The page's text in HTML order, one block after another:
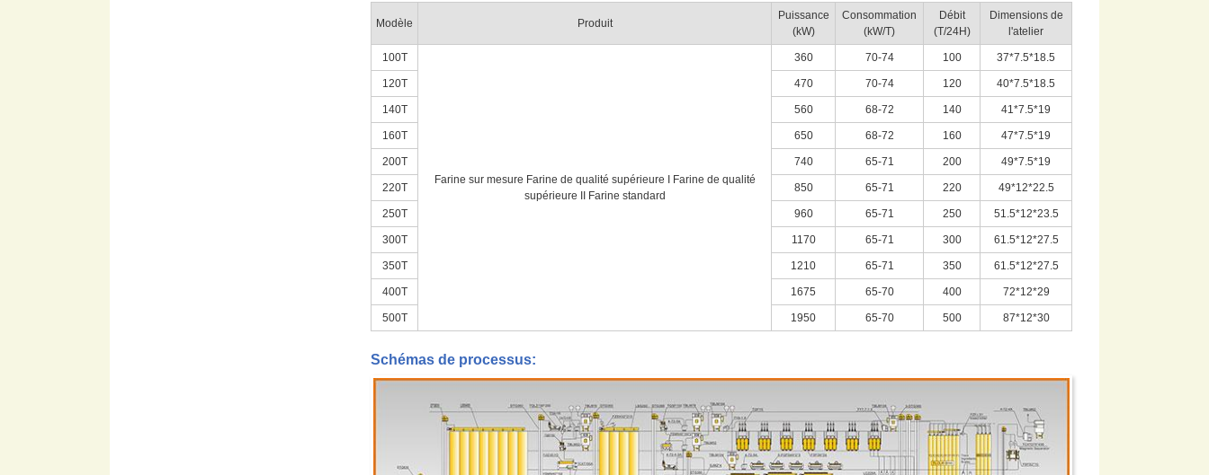
Modèle Produit
Puissance
(kW)
Consommation
(kW/T)
Débit
(T/24H)
Dimensions de
l'atelier
100T
Farine sur mesure Farine de qualité supérieure I Farine de qualité
supérieure II Farine standard
360 70-74 100 37*7.5*18.5
120T 470 70-74 120 40*7.5*18.5
140T 560 68-72 140 41*7.5*19
160T 650 68-72 160 47*7.5*19
200T 740 65-71 200 49*7.5*19
220T 850 65-71 220 49*12*22.5
250T 960 65-71 250 51.5*12*23.5
300T 1170 65-71 300 61.5*12*27.5
350T 1210 65-71 350 61.5*12*27.5
400T 1675 65-70 400 72*12*29
500T 1950 65-70 500 87*12*30
Schémas de processus: